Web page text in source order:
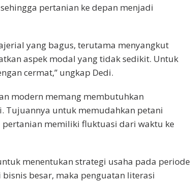
pertanian ke depan menjadi
yang bagus, terutama menyangkut
aspek modal yang tidak sedikit. Untuk
cermat,” ungkap Dedi.
modern memang membutuhkan
Tujuannya untuk memudahkan petani
pertanian memiliki fluktuasi dari waktu ke
menentukan strategi usaha pada periode
besar, maka penguatan literasi